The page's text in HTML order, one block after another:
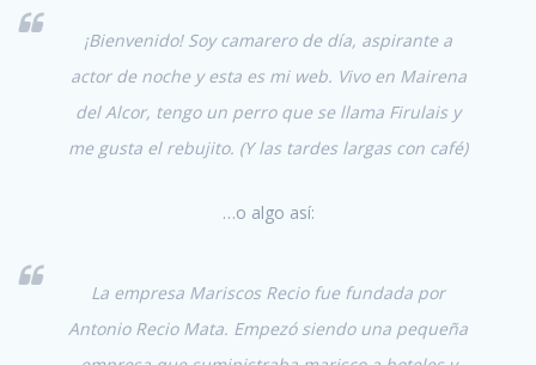
¡Bienvenido! Soy camarero de día, aspirante a
actor de noche y esta es mi web. Vivo en Mairena
del Alcor, tengo un perro que se llama Firulais y
me gusta el rebujito. (Y las tardes largas con café)
…o algo así:
La empresa Mariscos Recio fue fundada por
Antonio Recio Mata. Empezó siendo una pequeña